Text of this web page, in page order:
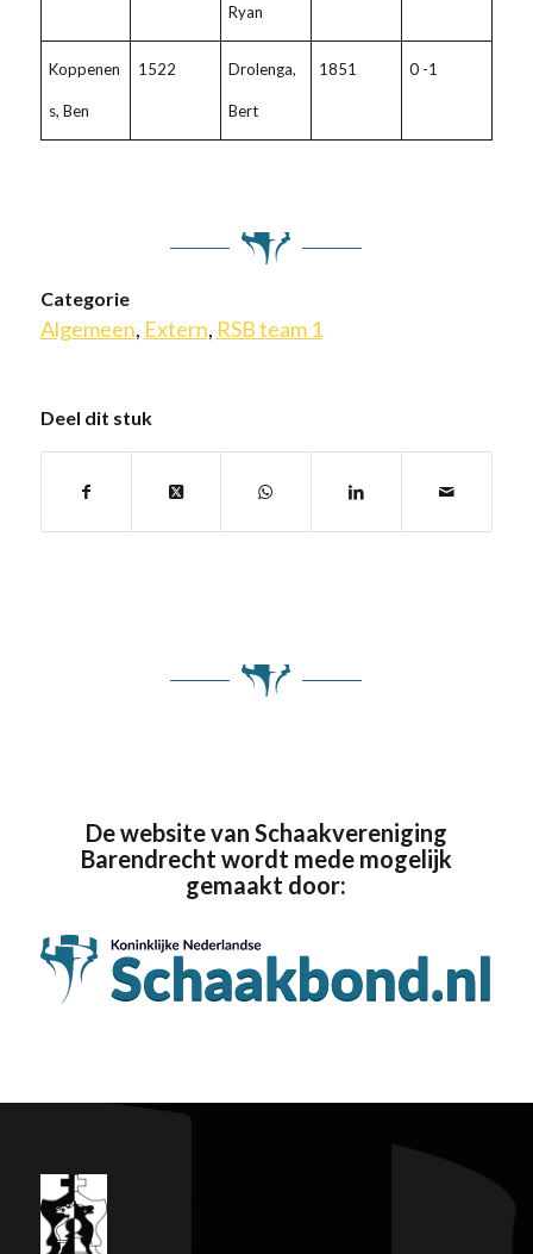
Ryan
Koppenen
s, Ben
1522 Drolenga,
Bert
1851 0 -1
Categorie
Algemeen, Extern, RSB team 1
Deel dit stuk
De website van Schaakvereniging
Barendrecht wordt mede mogelijk
gemaakt door: